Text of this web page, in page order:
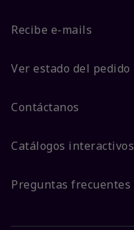
Recibe e-mails
Ver estado del pedido
Contáctanos
Catálogos interactivos
Preguntas frecuentes